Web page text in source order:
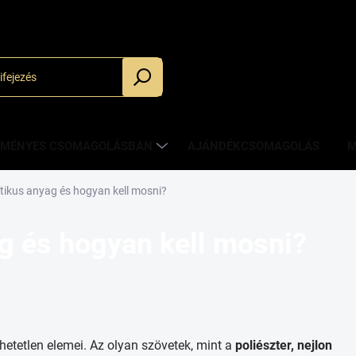
_
anyag és hogyan kell mosni?
elemei. Az olyan szövetek, mint a poliészter, nejlon